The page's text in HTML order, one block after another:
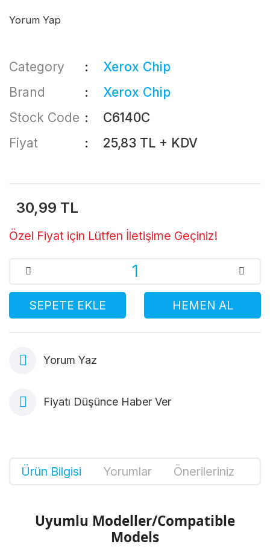
Yorum Yap
Category
Xerox Chip
Brand
Xerox Chip
Stock Code
C6140C
Fiyat
25,83 TL + KDV
30,99 TL
Özel Fiyat için Lütfen İletişime Geçiniz!
SEPETE EKLE HEMEN AL
Yorum Yaz
Fiyatı Düşünce Haber Ver
Ürün Bilgisi Yorumlar Önerileriniz
Uyumlu Modeller/Compatible
Models